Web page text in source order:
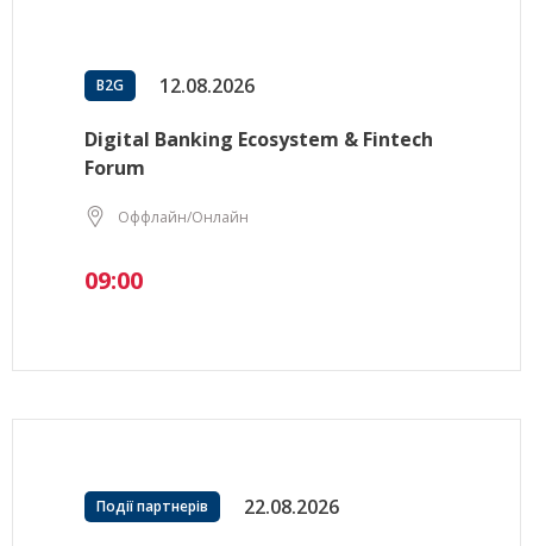
B2G 12.08.2026
Digital Banking Ecosystem & Fintech
Forum
Оффлайн/Онлайн
09:00
Події партнерів 22.08.2026